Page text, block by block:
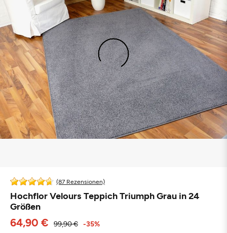
(87 Rezensionen)
Hochflor Velours Teppich Triumph Grau in 24
Größen
64,90 € 99,90 € -35%